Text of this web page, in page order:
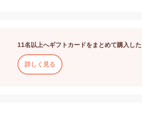
11名以上へギフトカードをまとめて購入し
詳しく見る